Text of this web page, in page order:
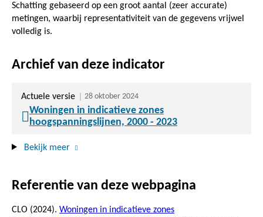
Schatting gebaseerd op een groot aantal (zeer accurate)
metingen, waarbij representativiteit van de gegevens vrijwel
volledig is.
Archief van deze indicator
Actuele versie 28 oktober 2024
Woningen in indicatieve zones
hoogspanningslijnen, 2000 - 2023
Bekijk meer
Referentie van deze webpagina
CLO (2024). Woningen in indicatieve zones